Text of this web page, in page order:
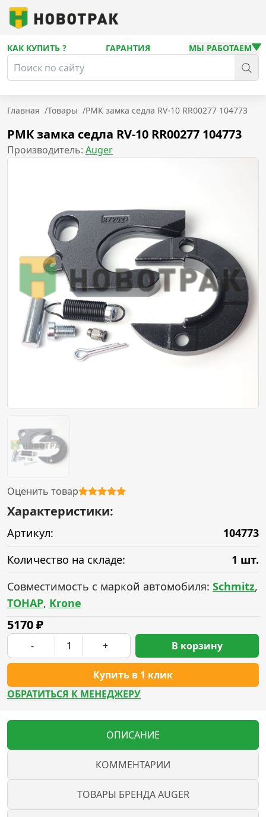
КАК КУПИТЬ ? ГАРАНТИЯ МЫ РАБОТАЕМ
Главная /Товары /РМК замка седла RV-10 RR00277 104773
РМК замка седла RV-10 RR00277 104773
Производитель: Auger
Оценить товар
Характеристики:
Артикул:
104773
Количество на складе:
1 шт.
Совместимость с маркой автомобиля: Schmitz,
ТОНАР, Krone
5170₽
- +
Купить в 1 клик
В корзину
ОБРАТИТЬСЯ К МЕНЕДЖЕРУ
ОПИСАНИЕ
КОММЕНТАРИИ
ТОВАРЫ БРЕНДА AUGER